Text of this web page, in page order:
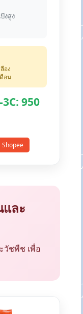
งสูง
อง
อน
950
Shopee
ละ
วัชพืช เพื่อ